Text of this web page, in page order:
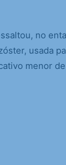
no
usada
menor